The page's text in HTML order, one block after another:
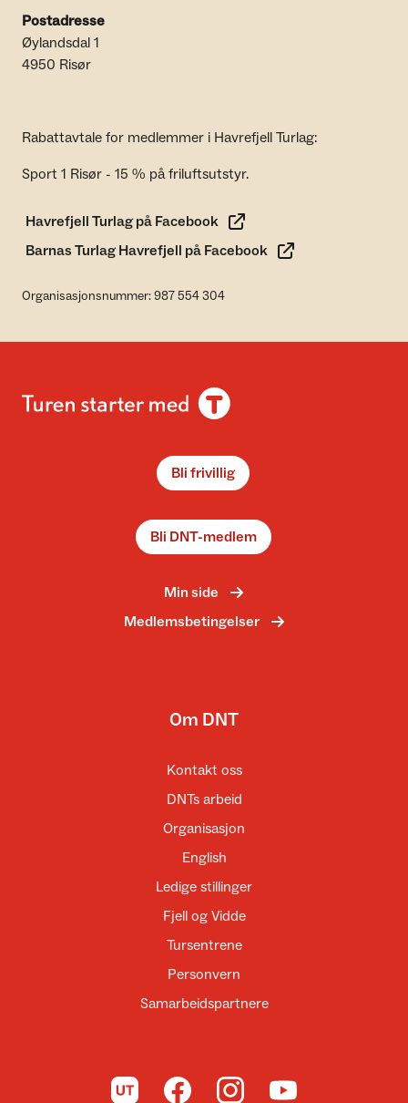
Postadresse
Øylandsdal 1
4950 Risør
Rabattavtale for medlemmer i Havrefjell Turlag:
Sport 1 Risør - 15 % på friluftsutstyr.
Havrefjell Turlag på Facebook
Barnas Turlag Havrefjell på Facebook
Organisasjonsnummer: 987 554 304
Bli frivillig
Bli DNT-medlem
Min side
Medlemsbetingelser
Om DNT
Kontakt oss
DNTs arbeid
Organisasjon
English
Ledige stillinger
Fjell og Vidde
Tursentrene
Personvern
Samarbeidspartnere
Til UT.no Til DNT på Facebook
Til DNT på Instagram
Til DNT på YouTube